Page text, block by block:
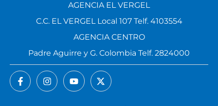
AGENCIA EL VERGEL
C.C. EL VERGEL Local 107 Telf. 4103554
AGENCIA CENTRO
Padre Aguirre y G. Colombia Telf. 2824000